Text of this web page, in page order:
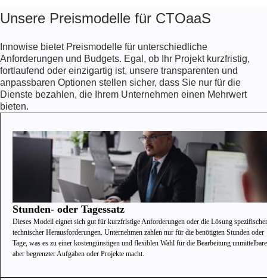
Unsere Preismodelle für CTOaaS
Innowise bietet Preismodelle für unterschiedliche
Anforderungen und Budgets. Egal, ob Ihr Projekt kurzfristig,
fortlaufend oder einzigartig ist, unsere transparenten und
anpassbaren Optionen stellen sicher, dass Sie nur für die
Dienste bezahlen, die Ihrem Unternehmen einen Mehrwert
bieten.
Stunden- oder Tagessatz
Dieses Modell eignet sich gut für kurzfristige Anforderungen oder die Lösung spezifischer
technischer Herausforderungen. Unternehmen zahlen nur für die benötigten Stunden oder
Tage, was es zu einer kostengünstigen und flexiblen Wahl für die Bearbeitung
aber begrenzter Aufgaben oder Projekte macht.